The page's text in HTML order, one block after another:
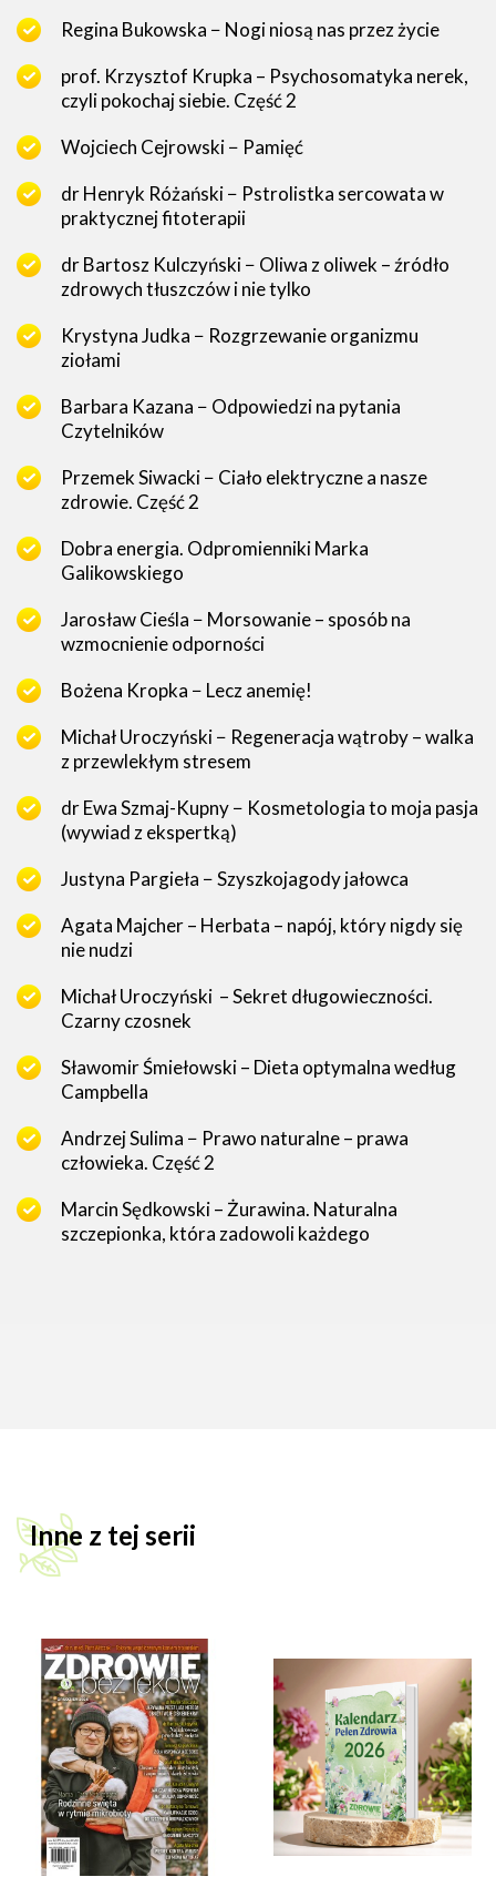
Regina Bukowska − Nogi niosą nas przez życie
prof. Krzysztof Krupka – Psychosomatyka nerek,
czyli pokochaj siebie. Część 2
Wojciech Cejrowski − Pamięć
dr Henryk Różański − Pstrolistka sercowata w
praktycznej fitoterapii
dr Bartosz Kulczyński − Oliwa z oliwek – źródło
zdrowych tłuszczów i nie tylko
Krystyna Judka − Rozgrzewanie organizmu
ziołami
Barbara Kazana − Odpowiedzi na pytania
Czytelników
Przemek Siwacki − Ciało elektryczne a nasze
zdrowie. Część 2
Dobra energia. Odpromienniki Marka
Galikowskiego
Jarosław Cieśla − Morsowanie – sposób na
wzmocnienie odporności
Bożena Kropka − Lecz anemię!
Michał Uroczyński − Regeneracja wątroby – walka
z przewlekłym stresem
dr Ewa Szmaj-Kupny − Kosmetologia to moja pasja
(wywiad z ekspertką)
Justyna Pargieła − Szyszkojagody jałowca
Agata Majcher – Herbata – napój, który nigdy się
nie nudzi
Michał Uroczyński – Sekret długowieczności.
Czarny czosnek
Sławomir Śmiełowski – Dieta optymalna według
Campbella
Andrzej Sulima − Prawo naturalne – prawa
człowieka. Część 2
Marcin Sędkowski – Żurawina. Naturalna
szczepionka, która zadowoli każdego
Inne z tej serii